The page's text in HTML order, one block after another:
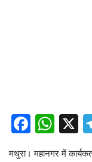
X
मथुरा। महानगर में